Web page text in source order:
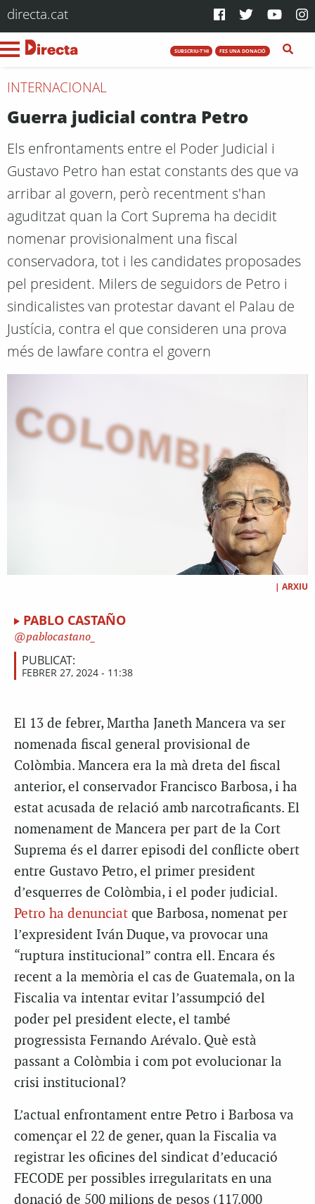
directa.cat
SUBSCRIU-T'HI FES UNA DONACIÓ
INTERNACIONAL
Guerra judicial contra Petro
Els enfrontaments entre el Poder Judicial i
Gustavo Petro han estat constants des que va
arribar al govern, però recentment s'han
aguditzat quan la Cort Suprema ha decidit
nomenar provisionalment una fiscal
conservadora, tot i les candidates proposades
pel president. Milers de seguidors de Petro i
sindicalistes van protestar davant el Palau de
Justícia, contra el que consideren una prova
més de lawfare contra el govern
| ARXIU
PABLO CASTAÑO
pablocastano_
PUBLICAT:
FEBRER 27, 2024 - 11:38
El 13 de febrer, Martha Janeth Mancera va ser
nomenada fiscal general provisional de
Colòmbia. Mancera era la mà dreta del fiscal
anterior, el conservador Francisco Barbosa, i ha
estat acusada de relació amb narcotraficants. El
nomenament de Mancera per part de la Cort
Suprema és el darrer episodi del conflicte obert
entre Gustavo Petro, el primer president
d’esquerres de Colòmbia, i el poder judicial.
Petro ha denunciat que Barbosa, nomenat per
l’expresident Iván Duque, va provocar una
“ruptura institucional” contra ell. Encara és
recent a la memòria el cas de Guatemala, on la
Fiscalia va intentar evitar l’assumpció del
poder pel president electe, el també
progressista Fernando Arévalo. Què està
passant a Colòmbia i com pot evolucionar la
crisi institucional?
L’actual enfrontament entre Petro i Barbosa va
començar el 22 de gener, quan la Fiscalia va
registrar les oficines del sindicat d’educació
FECODE per possibles irregularitats en una
donació de 500 milions de pesos (117.000